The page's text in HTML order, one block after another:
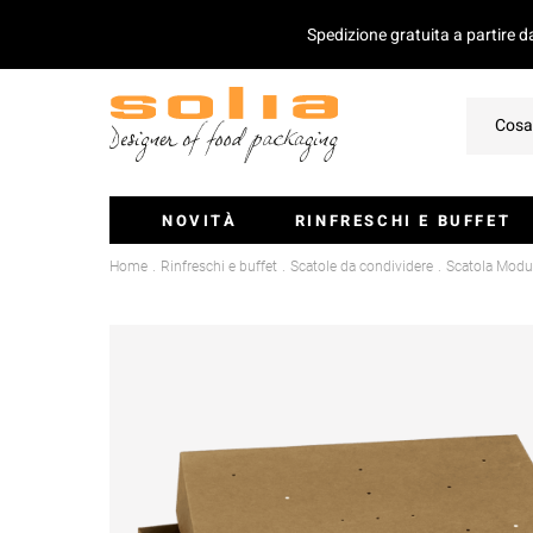
Spedizione gratuita a partire
NOVITÀ RINFRESCHI E BUFFET
Ciotoline E Monoporzioni
Insalatiere
Stecchini E Mini-Posate
Home Rinfreschi e buffet Scatole da condividere Scatola